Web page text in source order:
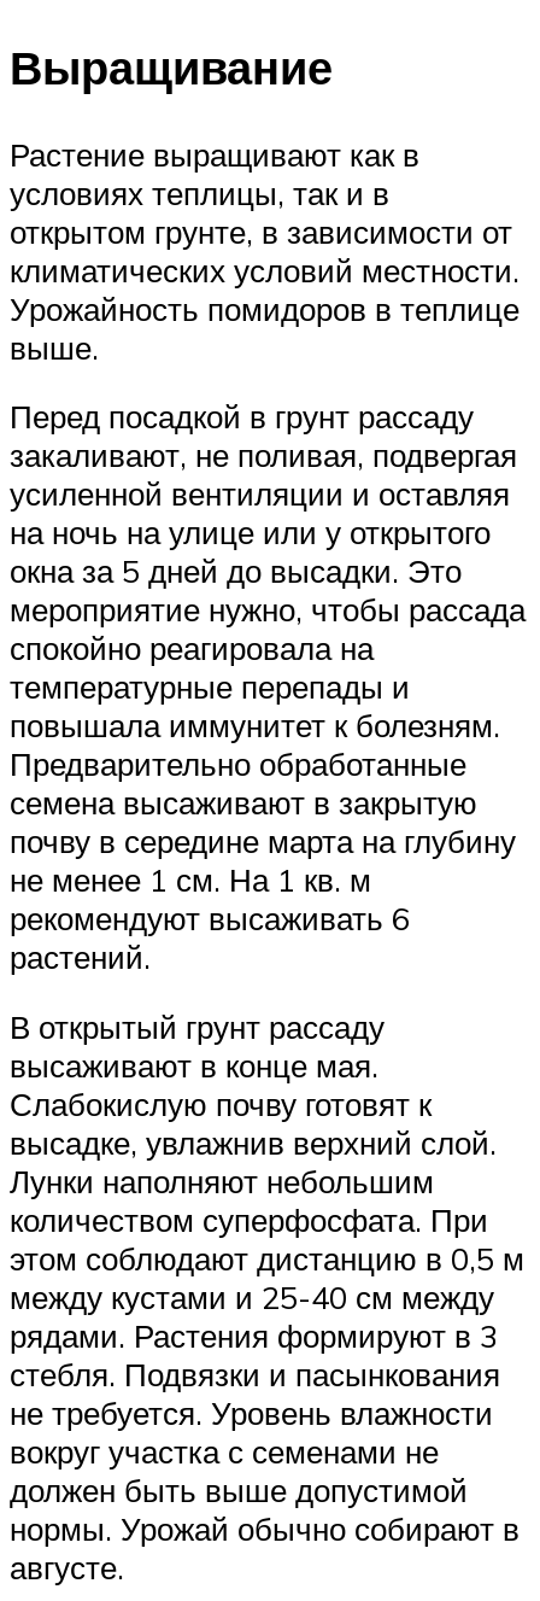
Выращивание
Растение выращивают как в
условиях теплицы, так и в
открытом грунте, в зависимости от
климатических условий местности.
Урожайность помидоров в теплице
выше.
Перед посадкой в грунт рассаду
закаливают, не поливая, подвергая
усиленной вентиляции и оставляя
на ночь на улице или у открытого
окна за 5 дней до высадки. Это
мероприятие нужно, чтобы рассада
спокойно реагировала на
температурные перепады и
повышала иммунитет к болезням.
Предварительно обработанные
семена высаживают в закрытую
почву в середине марта на глубину
не менее 1 см. На 1 кв. м
рекомендуют высаживать 6
растений.
В открытый грунт рассаду
высаживают в конце мая.
Слабокислую почву готовят к
высадке, увлажнив верхний слой.
Лунки наполняют небольшим
количеством суперфосфата. При
этом соблюдают дистанцию в 0,5 м
между кустами и 25-40 см между
рядами. Растения формируют в 3
стебля. Подвязки и пасынкования
не требуется. Уровень влажности
вокруг участка с семенами не
должен быть выше допустимой
нормы. Урожай обычно собирают в
августе.